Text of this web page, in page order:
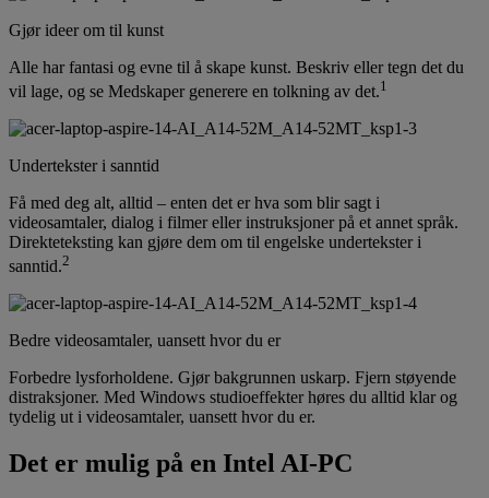
Gjør ideer om til kunst
Alle har fantasi og evne til å skape kunst. Beskriv eller tegn det du
vil lage, og se Medskaper generere en tolkning av det.1
Undertekster i sanntid
Få med deg alt, alltid – enten det er hva som blir sagt i
videosamtaler, dialog i filmer eller instruksjoner på et annet språk.
Direkteteksting kan gjøre dem om til engelske undertekster i
sanntid.2
Bedre videosamtaler, uansett hvor du er
Forbedre lysforholdene. Gjør bakgrunnen uskarp. Fjern støyende
distraksjoner. Med Windows studioeffekter høres du alltid klar og
tydelig ut i videosamtaler, uansett hvor du er.
Det er mulig på en Intel AI-PC